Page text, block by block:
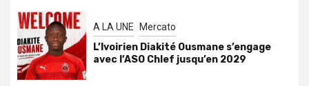
A LA UNE Mercato
L’Ivoirien Diakité Ousmane s’engage
avec l’ASO Chlef jusqu’en 2029